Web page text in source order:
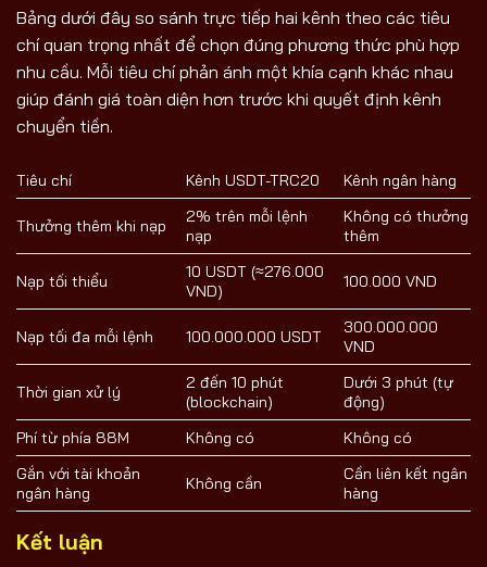
Bảng dưới đây so sánh trực tiếp hai kênh theo các tiêu
chí quan trọng nhất để chọn đúng phương thức phù hợp
nhu cầu. Mỗi tiêu chí phản ánh một khía cạnh khác nhau
giúp đánh giá toàn diện hơn trước khi quyết định kênh
chuyển tiền.
Tiêu chí Kênh USDT-TRC20 Kênh ngân hàng
Thưởng thêm khi nạp
2% trên mỗi lệnh
nạp
Không có thưởng
thêm
Nạp tối thiểu
10 USDT (≈276.000
VND)
100.000 VND
Nạp tối đa mỗi lệnh 100.000.000 USDT
300.000.000
VND
Thời gian xử lý
2 đến 10 phút
(blockchain)
Dưới 3 phút (tự
động)
Phí từ phía 88M
Không có
Không có
Gắn với tài khoản
ngân hàng
Không cần
Cần liên kết ngân
hàng
Kết luận